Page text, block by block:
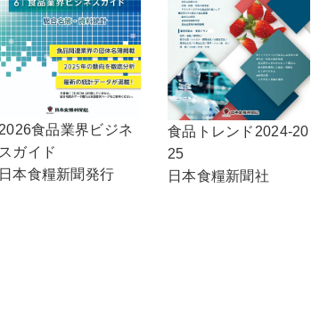
2026食品業界ビジネ
スガイド
日本食糧新聞発行
食品トレンド2024-20
25
日本食糧新聞社